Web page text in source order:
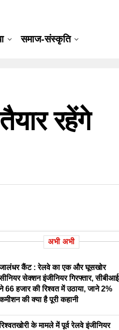
समाज-संस्कृति
रहेंगे
अभी अभी
कैंट : रेलवे का एक और घूसखोर
सेक्शन इंजीनियर गिरफ्तार, सीबीआई
66 हजार की रिश्वत में उठाया, जाने 2%
की क्या है पूरी कहानी
के मामले में पूर्व रेलवे इंजीनियर